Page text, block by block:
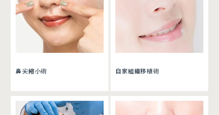
鼻尖縮小術 自家組織移植術